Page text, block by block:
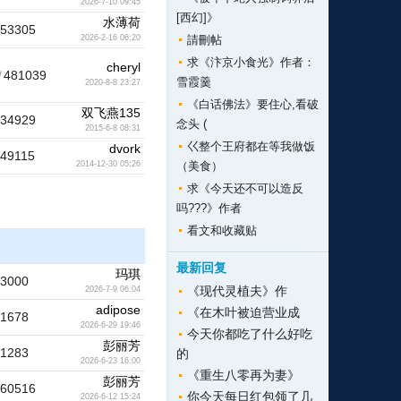
2026-7-10 09:45
53305 水薄荷
2026-2-16 06:20
481039
cheryl
2020-8-8 23:27
34929 双飞燕135
2015-6-8 08:31
49115 dvork
2014-12-30 05:26
3000 玛琪
2026-7-9 06:04
1678 adipose
2026-6-29 19:46
1283 彭丽芳
2026-6-23 16:00
60516 彭丽芳
2026-6-12 15:24
[西幻]》
請刪帖
求《汴京小食光》作者：
雪霞羹
《白话佛法》要住心,看破
念头 (
巜整个王府都在等我做饭
（美食）
求《今天还不可以造反
吗???》作者
看文和收藏贴
最新回复
《现代灵植夫》作
《在木叶被迫营业成
今天你都吃了什么好吃
的
《重生八零再为妻》
你今天每日红包领了几